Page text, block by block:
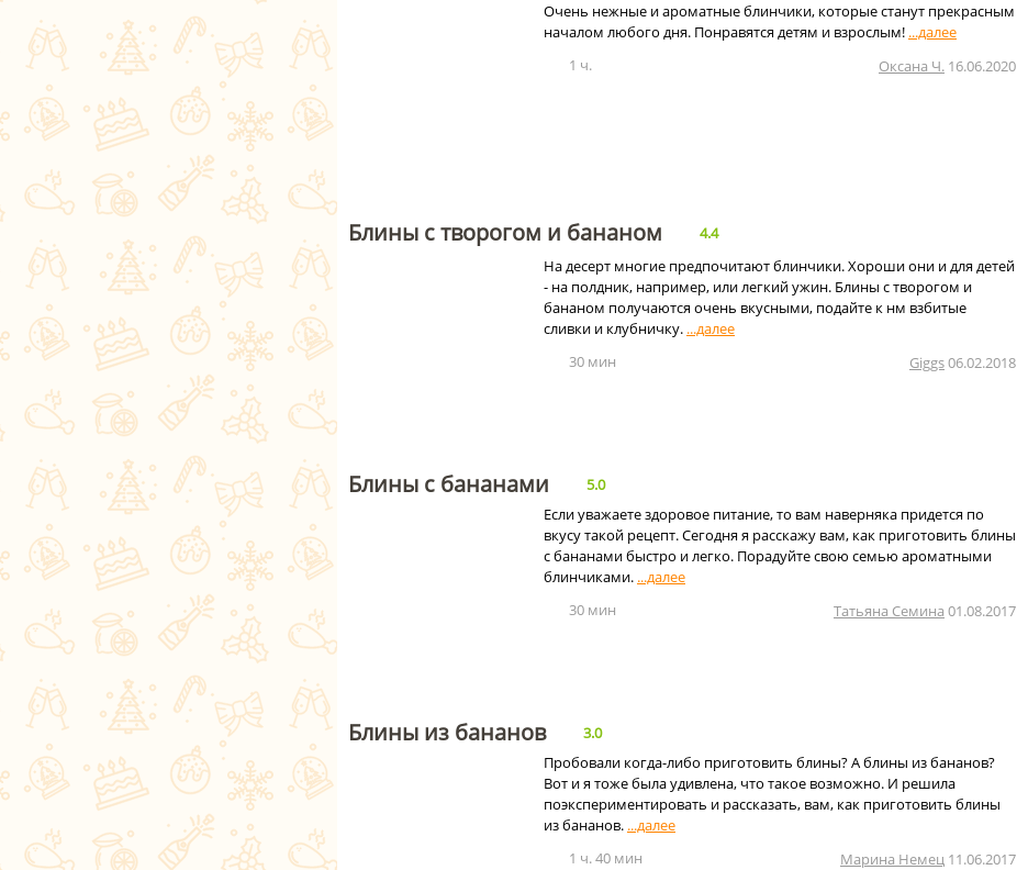
Очень нежные и ароматные блинчики, которые станут прекрасным
началом любого дня. Понравятся детям и взрослым!
1 ч.
Оксана Ч. 16.06.2020
Блины с творогом и бананом
4.4
На десерт многие предпочитают блинчики. Хороши они и для детей
- на полдник, например, или легкий ужин. Блины с творогом и
бананом получаются очень вкусными, подайте к нм взбитые
сливки и клубничку.
30 мин
Giggs06.02.2018
Блины с бананами
5.0
Если уважаете здоровое питание, то вам наверняка придется по
вкусу такой рецепт. Сегодня я расскажу вам, как приготовить блины
с бананами быстро и легко. Порадуйте свою семью ароматными
блинчиками.
30 мин
Татьяна Семина 01.08.2017
Блины из бананов
3.0
Пробовали когда-либо приготовить блины? А блины из бананов?
Вот и я тоже была удивлена, что такое возможно. И решила
поэкспериментировать и рассказать, вам, как приготовить блины
из бананов.
1 ч. 40 мин
Марина Немец 11.06.2017